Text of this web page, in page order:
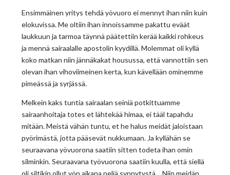
Ensimmäinen yritys tehdä yövuoro ei mennyt ihan niin kuin
elokuvissa. Me oltiin ihan innoissamme pakattu eväät
laukkuun ja tarmoa täynnä päätettiin kerää kaikki rohkeus
ja mennä sairaalalle apostolin kyydillä. Molemmat oli kyllä
koko matkan niin jännäkakat housussa, että vannottiin sen
olevan ihan vihoviimeinen kerta, kun kävellään ominemme
pimeässä ja syrjässä.
Melkein kaks tuntia sairaalan seiniä potkittuamme
sairaanhoitaja totes et lähtekää himaa, ei tääl tapahdu
mitään. Meistä vähän tuntu, et he halus meidät jaloistaan
pyörimästä, jotta pääsevät nukkumaan. Ja kyllähän se
seuraavana yövuorona saatiin sitten todeta ihan omin
silminkin. Seuraavana työvuorona saatiin kuulla, että siellä